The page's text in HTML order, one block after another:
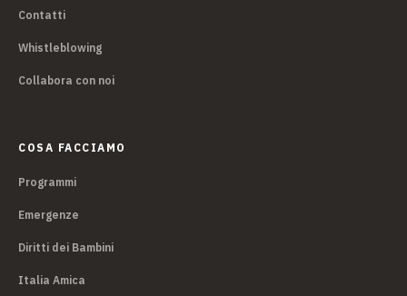
Contatti
Whistleblowing
Collabora con noi
COSA FACCIAMO
Programmi
Emergenze
Diritti dei Bambini
Italia Amica